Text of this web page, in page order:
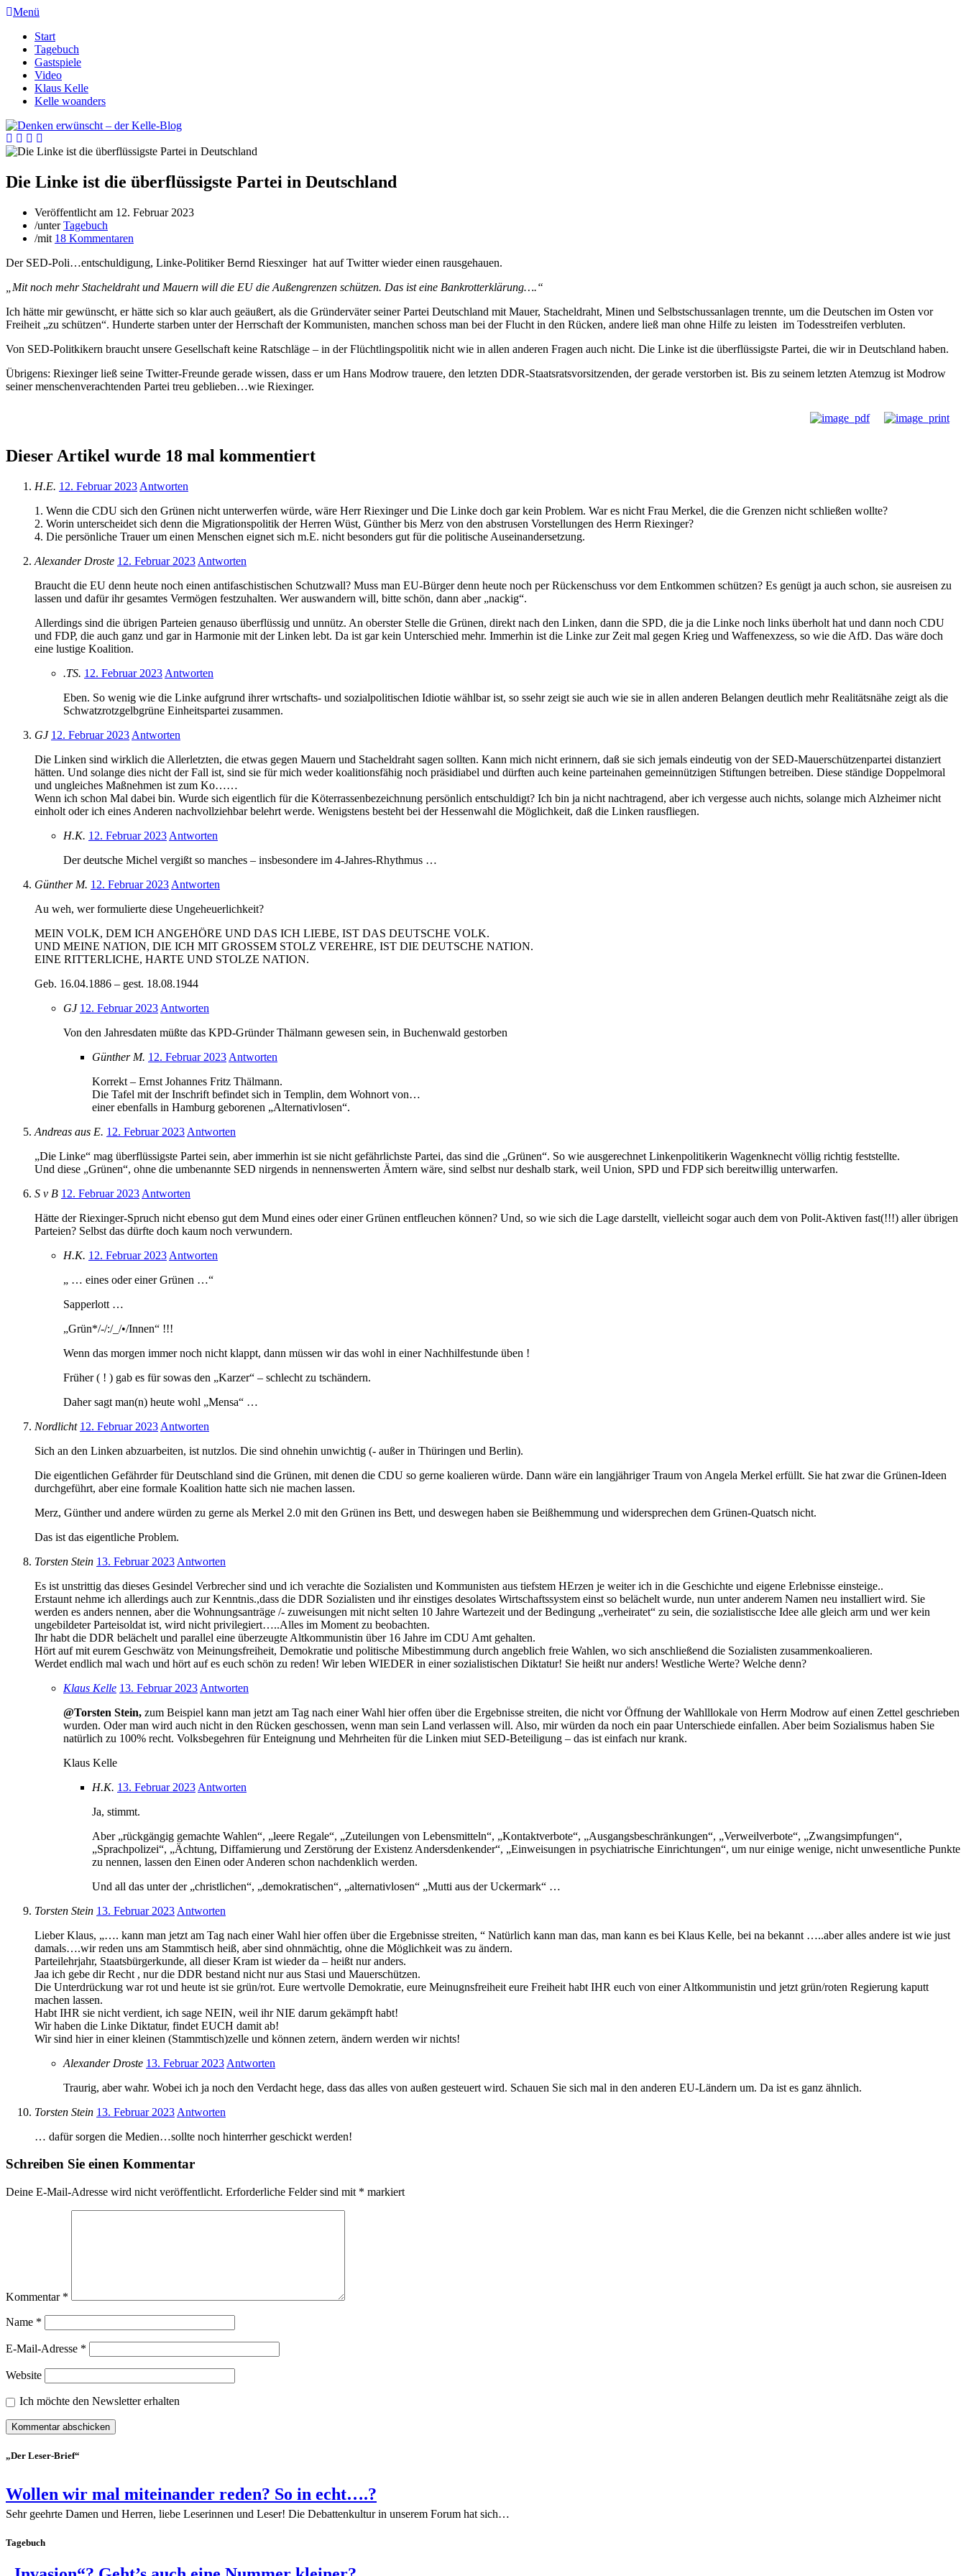
Menü
Start
Tagebuch
Gastspiele
Video
Klaus Kelle
Kelle woanders
Die Linke ist die überflüssigste Partei in Deutschland
Veröffentlicht am 12. Februar 2023
/unterTagebuch
/mit 18 Kommentaren
Der SED-Poli…entschuldigung, Linke-Politiker Bernd Riesxinger hat auf Twitter wieder einen rausgehauen.
„Mit noch mehr Stacheldraht und Mauern will die EU die Außengrenzen schützen. Das ist eine Bankrotterklärung….“
Ich hätte mir gewünscht, er hätte sich so klar auch geäußert, als die Gründerväter seiner Partei Deutschland mit Mauer, Stacheldraht, Minen und Selbstschussanlagen trennte, um die Deutschen im Osten vor
Freiheit „zu schützen“. Hunderte starben unter der Herrschaft der Kommunisten, manchen schoss man bei der Flucht in den Rücken, andere ließ man ohne Hilfe zu leisten im Todesstreifen verbluten.
Von SED-Politkikern braucht unsere Gesellschaft keine Ratschläge – in der Flüchtlingspolitik nicht wie in allen anderen Fragen auch nicht. Die Linke ist die überflüssigste Partei, die wir in Deutschland haben.
Übrigens: Riexinger ließ seine Twitter-Freunde gerade wissen, dass er um Hans Modrow trauere, den letzten DDR-Staatsratsvorsitzenden, der gerade verstorben ist. Bis zu seinem letzten Atemzug ist Modrow
seiner menschenverachtenden Partei treu geblieben…wie Riexinger.
Dieser Artikel wurde 18 mal kommentiert
H.E. 12. Februar 2023 Antworten
1. Wenn die CDU sich den Grünen nicht unterwerfen würde, wäre Herr Riexinger und Die Linke doch gar kein Problem. War es nicht Frau Merkel, die die Grenzen nicht schließen wollte?
2. Worin unterscheidet sich denn die Migrationspolitik der Herren Wüst, Günther bis Merz von den abstrusen Vorstellungen des Herrn Riexinger?
4. Die persönliche Trauer um einen Menschen eignet sich m.E. nicht besonders gut für die politische Auseinandersetzung.
Alexander Droste 12. Februar 2023 Antworten
Braucht die EU denn heute noch einen antifaschistischen Schutzwall? Muss man EU-Bürger denn heute noch per Rückenschuss vor dem Entkommen schützen? Es genügt ja auch schon, sie ausreisen zu
lassen und dafür ihr gesamtes Vermögen festzuhalten. Wer auswandern will, bitte schön, dann aber „nackig“.
Allerdings sind die übrigen Parteien genauso überflüssig und unnütz. An oberster Stelle die Grünen, direkt nach den Linken, dann die SPD, die ja die Linke noch links überholt hat und dann noch CDU
und FDP, die auch ganz und gar in Harmonie mit der Linken lebt. Da ist gar kein Unterschied mehr. Immerhin ist die Linke zur Zeit mal gegen Krieg und Waffenexzess, so wie die AfD. Das wäre doch
eine lustige Koalition.
.TS. 12. Februar 2023 Antworten
Eben. So wenig wie die Linke aufgrund ihrer wrtschafts- und sozialpolitischen Idiotie wählbar ist, so ssehr zeigt sie auch wie sie in allen anderen Belangen deutlich mehr Realitätsnähe zeigt als die
Schwatzrotzgelbgrüne Einheitspartei zusammen.
GJ 12. Februar 2023 Antworten
Die Linken sind wirklich die Allerletzten, die etwas gegen Mauern und Stacheldraht sagen sollten. Kann mich nicht erinnern, daß sie sich jemals eindeutig von der SED-Mauerschützenpartei distanziert
hätten. Und solange dies nicht der Fall ist, sind sie für mich weder koalitionsfähig noch präsidiabel und dürften auch keine parteinahen gemeinnützigen Stiftungen betreiben. Diese ständige Doppelmoral
und ungleiches Maßnehmen ist zum Ko……
Wenn ich schon Mal dabei bin. Wurde sich eigentlich für die Köterrassenbezeichnung persönlich entschuldigt? Ich bin ja nicht nachtragend, aber ich vergesse auch nichts, solange mich Alzheimer nicht
einholt oder ich eines Anderen nachvollziehbar belehrt werde. Wenigstens besteht bei der Hessenwahl die Möglichkeit, daß die Linken rausfliegen.
H.K. 12. Februar 2023 Antworten
Der deutsche Michel vergißt so manches – insbesondere im 4-Jahres-Rhythmus …
Günther M. 12. Februar 2023 Antworten
Au weh, wer formulierte diese Ungeheuerlichkeit?
MEIN VOLK, DEM ICH ANGEHÖRE UND DAS ICH LIEBE, IST DAS DEUTSCHE VOLK.
UND MEINE NATION, DIE ICH MIT GROSSEM STOLZ VEREHRE, IST DIE DEUTSCHE NATION.
EINE RITTERLICHE, HARTE UND STOLZE NATION.
Geb. 16.04.1886 – gest. 18.08.1944
GJ 12. Februar 2023 Antworten
Von den Jahresdaten müßte das KPD-Gründer Thälmann gewesen sein, in Buchenwald gestorben
Günther M. 12. Februar 2023 Antworten
Korrekt – Ernst Johannes Fritz Thälmann.
Die Tafel mit der Inschrift befindet sich in Templin, dem Wohnort von…
einer ebenfalls in Hamburg geborenen „Alternativlosen“.
Andreas aus E. 12. Februar 2023 Antworten
„Die Linke“ mag überflüssigste Partei sein, aber immerhin ist sie nicht gefährlichste Partei, das sind die „Grünen“. So wie ausgerechnet Linkenpolitikerin Wagenknecht völlig richtig feststellte.
Und diese „Grünen“, ohne die umbenannte SED nirgends in nennenswerten Ämtern wäre, sind selbst nur deshalb stark, weil Union, SPD und FDP sich bereitwillig unterwarfen.
S v B 12. Februar 2023 Antworten
Hätte der Riexinger-Spruch nicht ebenso gut dem Mund eines oder einer Grünen entfleuchen können? Und, so wie sich die Lage darstellt, vielleicht sogar auch dem von Polit-Aktiven fast(!!!) aller übrigen
Parteien? Selbst das dürfte doch kaum noch verwundern.
H.K. 12. Februar 2023 Antworten
„ … eines oder einer Grünen …“
Sapperlott …
„Grün*/-/:/_/•/Innen“ !!!
Wenn das morgen immer noch nicht klappt, dann müssen wir das wohl in einer Nachhilfestunde üben !
Früher ( ! ) gab es für sowas den „Karzer“ – schlecht zu tschändern.
Daher sagt man(n) heute wohl „Mensa“ …
Nordlicht 12. Februar 2023 Antworten
Sich an den Linken abzuarbeiten, ist nutzlos. Die sind ohnehin unwichtig (- außer in Thüringen und Berlin).
Die eigentlichen Gefährder für Deutschland sind die Grünen, mit denen die CDU so gerne koalieren würde. Dann wäre ein langjähriger Traum von Angela Merkel erfüllt. Sie hat zwar die Grünen-Ideen
durchgeführt, aber eine formale Koalition hatte sich nie machen lassen.
Merz, Günther und andere würden zu gerne als Merkel 2.0 mit den Grünen ins Bett, und deswegen haben sie Beißhemmung und widersprechen dem Grünen-Quatsch nicht.
Das ist das eigentliche Problem.
Torsten Stein 13. Februar 2023 Antworten
Es ist unstrittig das dieses Gesindel Verbrecher sind und ich verachte die Sozialisten und Kommunisten aus tiefstem HErzen je weiter ich in die Geschichte und eigene Erlebnisse einsteige..
Erstaunt nehme ich allerdings auch zur Kenntnis.,dass die DDR Sozialisten und ihr einstiges desolates Wirtschaftssystem einst so belächelt wurde, nun unter anderem Namen neu installiert wird. Sie
werden es anders nennen, aber die Wohnungsanträge /- zuweisungen mit nicht selten 10 Jahre Wartezeit und der Bedingung „verheiratet“ zu sein, die sozialistiscche Idee alle gleich arm und wer kein
ungebildeter Parteisoldat ist, wird nicht privilegiert…..Alles im Moment zu beobachten.
Ihr habt die DDR belächelt und parallel eine überzeugte Altkommunistin über 16 Jahre im CDU Amt gehalten.
Hört auf mit eurem Geschwätz von Meinungsfreiheit, Demokratie und politische Mibestimmung durch angeblich freie Wahlen, wo sich anschließend die Sozialisten zusammenkoalieren.
Werdet endlich mal wach und hört auf es euch schön zu reden! Wir leben WIEDER in einer sozialistischen Diktatur! Sie heißt nur anders! Westliche Werte? Welche denn?
Klaus Kelle 13. Februar 2023 Antworten
@Torsten Stein, zum Beispiel kann man jetzt am Tag nach einer Wahl hier offen über die Ergebnisse streiten, die nicht vor Öffnung der Wahlllokale von Herrn Modrow auf einen Zettel geschrieben
wurden. Oder man wird auch nicht in den Rücken geschossen, wenn man sein Land verlassen will. Also, mir würden da noch ein paar Unterschiede einfallen. Aber beim Sozialismus haben Sie
natürlich zu 100% recht. Volksbegehren für Enteignung und Mehrheiten für die Linken miut SED-Beteiligung – das ist einfach nur krank.
Klaus Kelle
H.K. 13. Februar 2023 Antworten
Ja, stimmt.
Aber „rückgängig gemachte Wahlen“, „leere Regale“, „Zuteilungen von Lebensmitteln“, „Kontaktverbote“, „Ausgangsbeschränkungen“, „Verweilverbote“, „Zwangsimpfungen“,
„Sprachpolizei“, „Ächtung, Diffamierung und Zerstörung der Existenz Andersdenkender“, „Einweisungen in psychiatrische Einrichtungen“, um nur einige wenige, nicht unwesentliche Punkte
zu nennen, lassen den Einen oder Anderen schon nachdenklich werden.
Und all das unter der „christlichen“, „demokratischen“, „alternativlosen“ „Mutti aus der Uckermark“ …
Torsten Stein 13. Februar 2023 Antworten
Lieber Klaus, „…. kann man jetzt am Tag nach einer Wahl hier offen über die Ergebnisse streiten, “ Natürlich kann man das, man kann es bei Klaus Kelle, bei na bekannt …..aber alles andere ist wie just
damals….wir reden uns am Stammtisch heiß, aber sind ohnmächtig, ohne die Möglichkeit was zu ändern.
Parteilehrjahr, Staatsbürgerkunde, all dieser Kram ist wieder da – heißt nur anders.
Jaa ich gebe dir Recht , nur die DDR bestand nicht nur aus Stasi und Mauerschützen.
Die Unterdrückung war rot und heute ist sie grün/rot. Eure wertvolle Demokratie, eure Meinugnsfreiheit eure Freiheit habt IHR euch von einer Altkommunistin und jetzt grün/roten Regierung kaputt
machen lassen.
Habt IHR sie nicht verdient, ich sage NEIN, weil ihr NIE darum gekämpft habt!
Wir haben die Linke Diktatur, findet EUCH damit ab!
Wir sind hier in einer kleinen (Stammtisch)zelle und können zetern, ändern werden wir nichts!
Alexander Droste 13. Februar 2023 Antworten
Traurig, aber wahr. Wobei ich ja noch den Verdacht hege, dass das alles von außen gesteuert wird. Schauen Sie sich mal in den anderen EU-Ländern um. Da ist es ganz ähnlich.
Torsten Stein 13. Februar 2023 Antworten
… dafür sorgen die Medien…sollte noch hinterrher geschickt werden!
Schreiben Sie einen Kommentar
Deine E-Mail-Adresse wird nicht veröffentlicht. Erforderliche Felder sind mit * markiert
Kommentar *
Name *
E-Mail-Adresse *
Website
Ich möchte den Newsletter erhalten
„Der Leser-Brief“
Wollen wir mal miteinander reden? So in echt….?
Sehr geehrte Damen und Herren, liebe Leserinnen und Leser! Die Debattenkultur in unserem Forum hat sich…
Tagebuch